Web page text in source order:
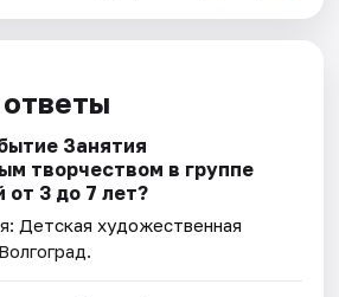
Занятия
творчеством в группе
3 до 7 лет?
Детская художественная